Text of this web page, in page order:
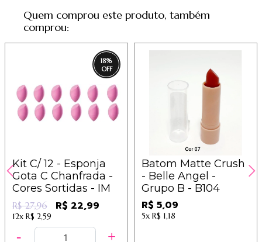
Quem comprou este produto, também
comprou:
18%
Kit C/ 12 - Esponja
Gota C Chanfrada -
Cores Sortidas - IM
R$ 27,96 R$ 22,99
12x R$ 2,59
Batom Matte Crush
- Belle Angel -
Grupo B - B104
R$ 5,09
5x R$ 1,18